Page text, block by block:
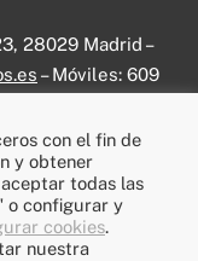
28029 Madrid –
– Móviles: 609
de privacidad
escrita
con el fin de
y obtener
todas las
o configurar y
cookies.
nuestra